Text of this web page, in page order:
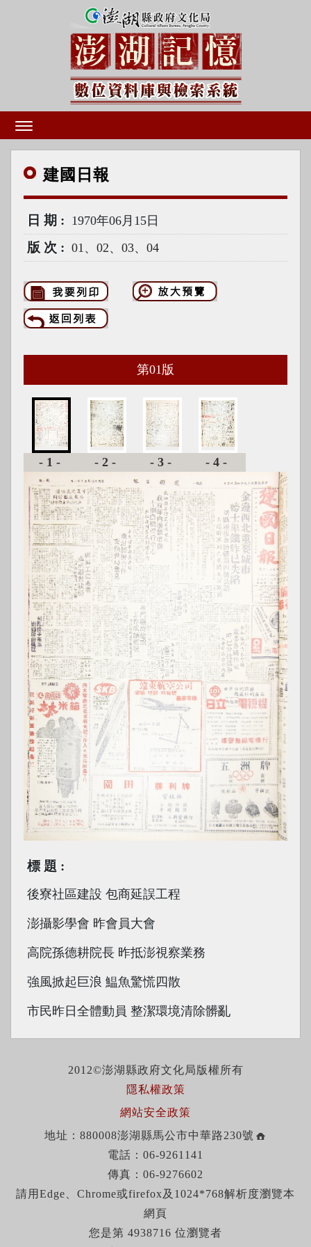
建國 日報
日期 1970年06月15日
版次 01、02、03、04
第01 版
-1- -2- -3- -4-
標題
後寮社區建設 包商延誤工程
澎攝影學會 昨會員大會
高院孫德耕院長 昨抵澎視察業務
強風掀起巨浪 鰛魚驚慌四散
市民昨日全體動員 整潔環境清除髒亂
2012©澎湖縣政府文化局版權所有
隱私權政策
網站安全政策
地址：880008澎湖縣馬公市中華路230號
電話：06-9261141
傳真：06-9276602
請用Edge、Chrome或firefox及1024*768解析度瀏覽本
網頁
您是第 4938716 位瀏覽者